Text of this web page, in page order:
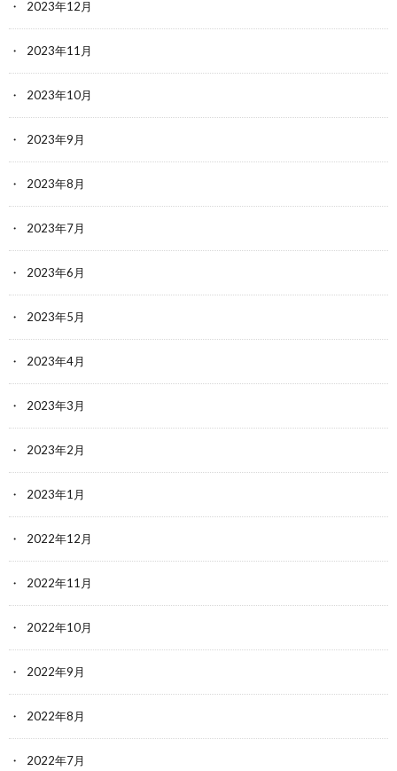
2023年12月
2023年11月
2023年10月
2023年9月
2023年8月
2023年7月
2023年6月
2023年5月
2023年4月
2023年3月
2023年2月
2023年1月
2022年12月
2022年11月
2022年10月
2022年9月
2022年8月
2022年7月